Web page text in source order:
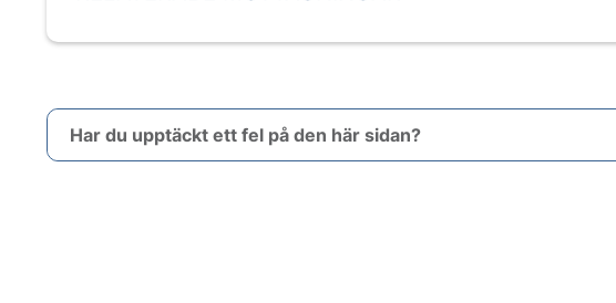
Har du upptäckt ett fel på den här sidan?